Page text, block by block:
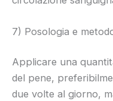
7) Posologia e
Applicare una
del pene,
due volte al giorno,